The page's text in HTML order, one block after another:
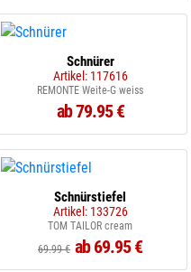
Schnürer
Artikel: 117616
REMONTE Weite-G weiss
ab 79.95 €
Schnürstiefel
Artikel: 133726
TOM TAILOR cream
69.99 € ab 69.95 €